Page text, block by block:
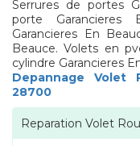
Serrures de portes
porte Garancieres
Garancieres En
Beauce. Volets en
cylindre Garancieres
Depannage Volet
28700
Reparation Volet